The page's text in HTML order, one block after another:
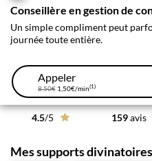
Conseillère en gestion de
Un simple compliment peut
journée toute entière.
Appeler
8.50€1,50€/min(1)
4.5/5 159avis
Mes supports divinatoires